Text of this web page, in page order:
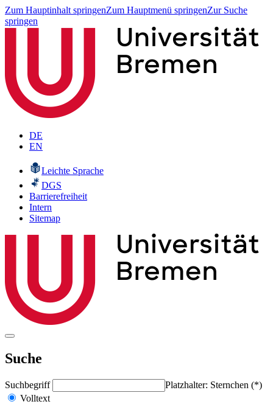
Zum Hauptinhalt springenZum Hauptmenü springenZur Suche
springen
DE
EN
Leichte Sprache
DGS
Barrierefreiheit
Intern
Sitemap
Suche
Suchbegriff
Platzhalter: Sternchen (*)
Volltext